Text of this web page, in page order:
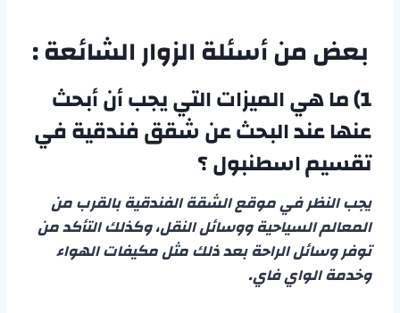
بعض من أسئلة الزوار الشائعة :
1) ما هي الميزات التي يجب أن أبحث
عنها عند البحث عنشقق فندقية في
تقسيم اسطنبول؟
يجب النظر في موقع الشقة الفندقية بالقرب من
المعالم السياحية ووسائل النقل، وكذلك التأكد من
توفر وسائل الراحة بعد ذلك مثل مكيفات الهواء
وخدمة الواي فاي.